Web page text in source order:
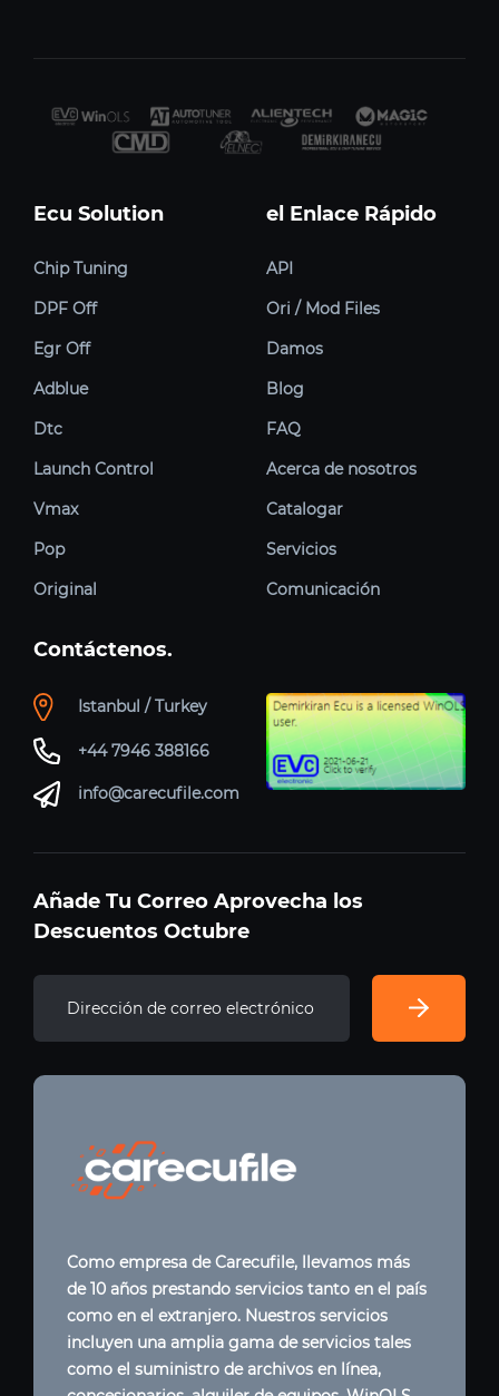
Ecu Solution
Chip Tuning
DPF Off
Egr Off
Adblue
Dtc
Launch Control
Vmax
Pop
Original
el Enlace Rápido
API
Ori / Mod Files
Damos
Blog
FAQ
Acerca de nosotros
Catalogar
Servicios
Comunicación
Contáctenos.
Istanbul / Turkey
+44 7946 388166
info@carecufile.com
Añade Tu Correo Aprovecha los
Descuentos Octubre
Como empresa de Carecufile, llevamos más
de 10 años prestando servicios tanto en el país
como en el extranjero. Nuestros servicios
incluyen una amplia gama de servicios tales
como el suministro de archivos en línea,